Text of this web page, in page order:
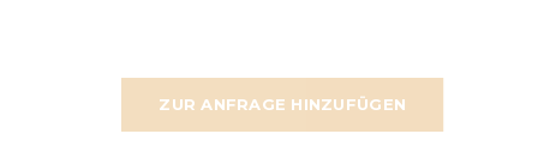
ZUR ANFRAGE HINZUFÜGEN